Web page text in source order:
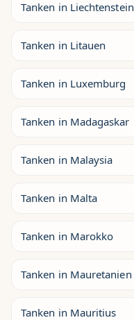
Tanken in Liechtenstein
Tanken in Litauen
Tanken in Luxemburg
Tanken in Madagaskar
Tanken in Malaysia
Tanken in Malta
Tanken in Marokko
Tanken in Mauretanien
Tanken in Mauritius